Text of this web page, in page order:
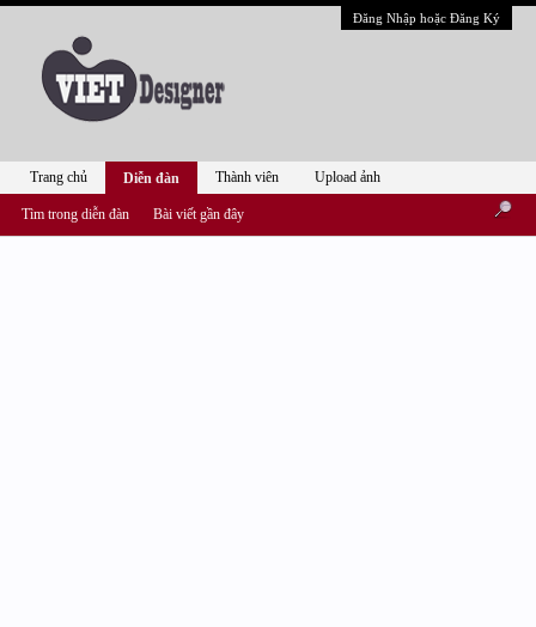
Đăng Nhập hoặc Đăng Ký
Trang chủ Diễn đàn
Tìm trong diễn đàn Bài viết gần đây
Thành viên Upload ảnh